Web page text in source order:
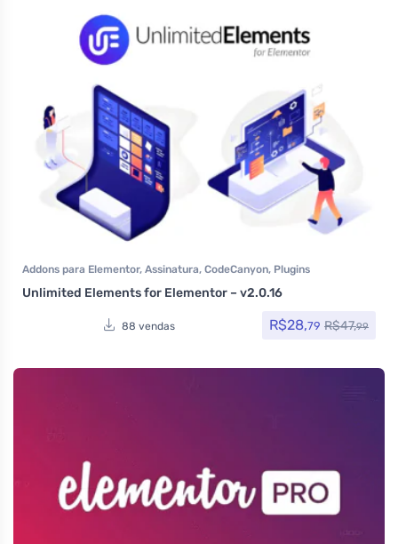
Addons para Elementor, Assinatura, CodeCanyon, Plugins
Unlimited Elements for Elementor – v2.0.16
88 vendas R$28,79 R$47,99